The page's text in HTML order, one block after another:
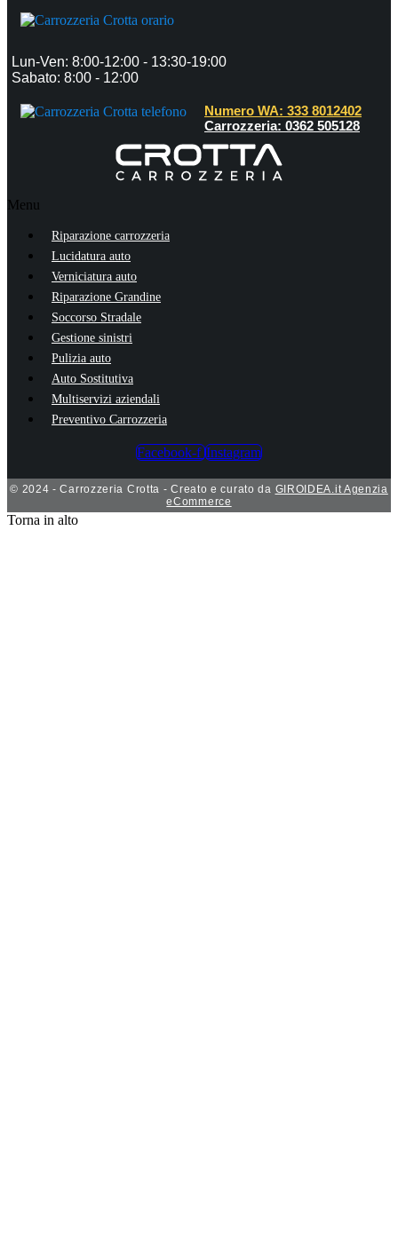
Lun-Ven: 8:00-12:00 - 13:30-19:00
Sabato: 8:00 - 12:00
Numero WA: 333 8012402
Carrozzeria: 0362 505128
Menu
Riparazione carrozzeria
Lucidatura auto
Verniciatura auto
Riparazione Grandine
Soccorso Stradale
Gestione sinistri
Pulizia auto
Auto Sostitutiva
Multiservizi aziendali
Preventivo Carrozzeria
Facebook-f Instagram
© 2024 - Carrozzeria Crotta - Creato e curato da GIROIDEA.it Agenzia
eCommerce
Torna in alto